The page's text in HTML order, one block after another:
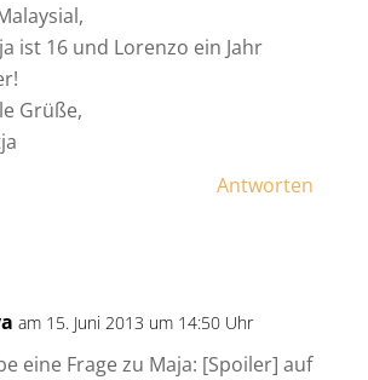
ist 16 und Lorenzo ein Jahr
Grüße,
Antworten
am 15. Juni 2013 um 14:50 Uhr
eine Frage zu Maja: [Spoiler] auf